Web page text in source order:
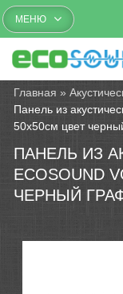
МЕНЮ
Главная »
Панель из
50х50см цвет
ПАНЕЛЬ ИЗ
ECOSOUND
ЧЕРНЫЙ